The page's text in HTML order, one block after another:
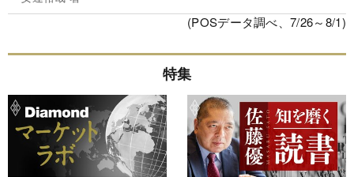
(POSデータ調べ、7/26～8/1)
特集